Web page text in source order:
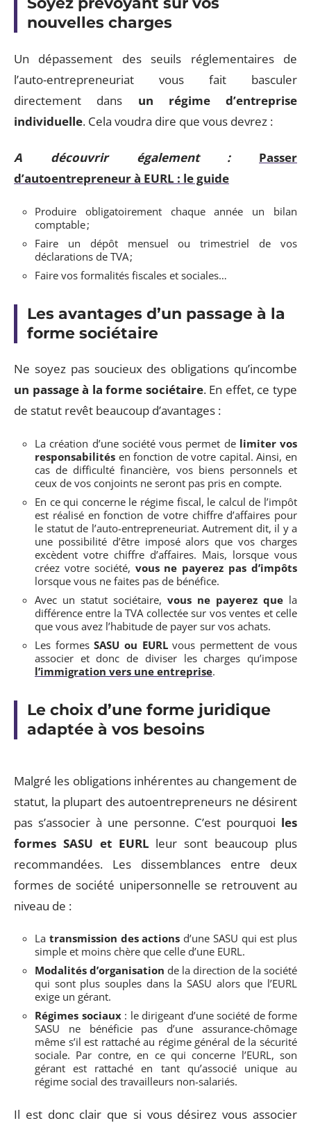
nouvelles charges
Un dépassement des seuils réglementaires de
l’auto-entrepreneuriat vous fait basculer
directement dans un régime d’entreprise
individuelle. Cela voudra dire que vous devrez :
A découvrir également :
Passer
d’autoentrepreneur à EURL : le guide
Produire obligatoirement chaque année un bilan
comptable ;
Faire un dépôt mensuel ou trimestriel de vos
déclarations de TVA ;
Faire vos formalités fiscales et sociales…
Les avantages d’un passage à la
forme sociétaire
Ne soyez pas soucieux des obligations qu’incombe
un passage à la forme sociétaire. En effet, ce type
de statut revêt beaucoup d’avantages :
La création d’une société vous permet de limiter vos
responsabilités en fonction de votre capital. Ainsi, en
cas de difficulté financière, vos biens personnels et
ceux de vos conjoints ne seront pas pris en compte.
En ce qui concerne le régime fiscal, le calcul de l’impôt
est réalisé en fonction de votre chiffre d’affaires pour
le statut de l’auto-entrepreneuriat. Autrement dit, il y a
une possibilité d’être imposé alors que vos charges
excèdent votre chiffre d’affaires. Mais, lorsque vous
créez votre société, vous ne payerez pas d’impôts
lorsque vous ne faites pas de bénéfice.
Avec un statut sociétaire, vous ne payerez que la
différence entre la TVA collectée sur vos ventes et celle
que vous avez l’habitude de payer sur vos achats.
Les formesSASU ou EURLvous permettent de vous
associer et donc de diviser les charges qu’impose
l’immigration vers une entreprise.
Le choix d’une forme juridique
adaptée à vos besoins
Malgré les obligations inhérentes au changement de
statut, la plupart des autoentrepreneurs ne désirent
pas s’associer à une personne. C’est pourquoi les
formes SASU et EURL leur sont beaucoup plus
recommandées. Les dissemblances entre deux
formes de société unipersonnelle se retrouvent au
niveau de :
La transmission des actions d’une SASU qui est plus
simple et moins chère que celle d’une EURL.
Modalités d’organisation de la direction de la société
qui sont plus souples dans la SASU alors que l’EURL
exige un gérant.
Régimes sociaux: le dirigeant d’une société de forme
SASU ne bénéficie pas d’une assurance-chômage
même s’il est rattaché au régime général de la sécurité
sociale. Par contre, en ce qui concerne l’EURL, son
gérant est rattaché en tant qu’associé unique au
régime social des travailleurs non-salariés.
Il est donc clair que si vous désirez vous associer